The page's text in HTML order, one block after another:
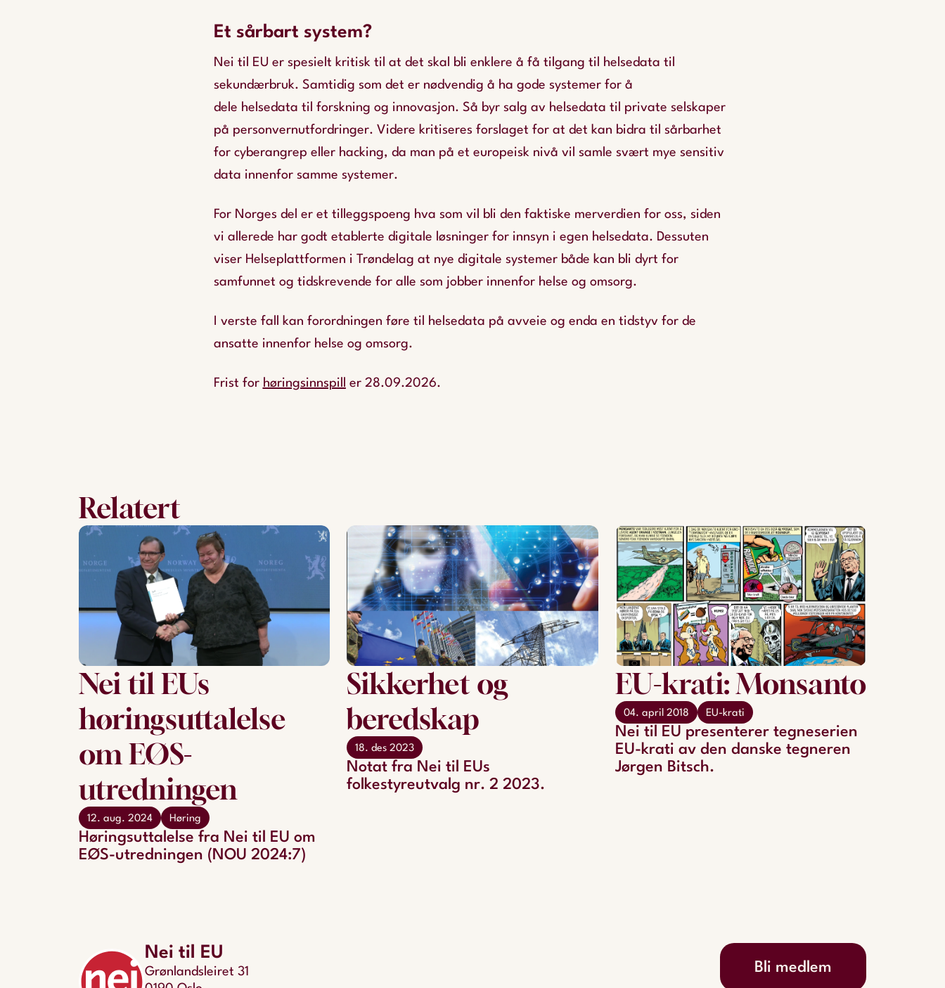
Et sårbart system?
Nei til EU er spesielt kritisk til at det skal bli enklere å få tilgang til helsedata til
sekundærbruk. Samtidig som det er nødvendig å ha gode systemer for å
dele helsedata til forskning og innovasjon. Så byr salg av helsedata til private selskaper
på personvernutfordringer. Videre kritiseres forslaget for at det kan bidra til sårbarhet
for cyberangrep eller hacking, da man på et europeisk nivå vil samle svært mye sensitiv
data innenfor samme systemer.
For Norges del er et tilleggspoeng hva som vil bli den faktiske merverdien for oss, siden
vi allerede har godt etablerte digitale løsninger for innsyn i egen helsedata. Dessuten
viser Helseplattformen i Trøndelag at nye digitale systemer både kan bli dyrt for
samfunnet og tidskrevende for alle som jobber innenfor helse og omsorg.
I verste fall kan forordningen føre til helsedata på avveie og enda en tidstyv for de
ansatte innenfor helse og omsorg.
Frist for høringsinnspill er 28.09.2026.
Relatert
Nei til EUs
høringsuttalelse
om EØS-
utredningen
12. aug. 2024 Høring
Høringsuttalelse fra Nei til EU om
EØS-utredningen (NOU 2024:7)
Sikkerhet og
beredskap
18. des 2023
Notat fra Nei til EUs
folkestyreutvalg nr. 2 2023.
EU-krati: Monsanto
04. april 2018 EU-krati
Nei til EU presenterer tegneserien
EU-krati av den danske tegneren
Jørgen Bitsch.
Nei til EU
Grønlandsleiret 31
Bli medlem